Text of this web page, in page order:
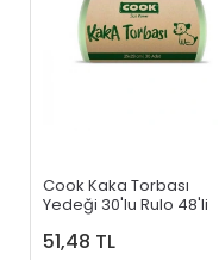
Cook Kaka Torbası
Yedeği 30'lu Rulo 48'li
51,48 TL